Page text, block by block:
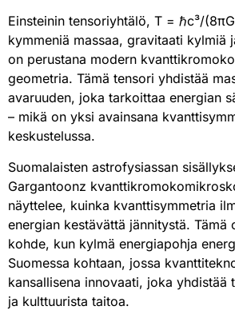
Einsteinin tensoriyhtälö, T = ℏc³/
kymmeniä massaa, gravitaati kylmiä
on perustana modern
geometria. Tämä tensori yhdistää
avaruuden, joka tarkoittaa energian
– mikä on yksi avainsana
keskustelussa.
Suomalaisten astrofysiassan
Gargantoonz
näyttelee, kuinka kvanttisymmetria
energian kestävättä jännitystä. Tämä
kohde, kun kylmä energiapohja
Suomessa kohtaan, jossa
kansallisena innovaati, joka yhdistää
ja kulttuurista taitoa.